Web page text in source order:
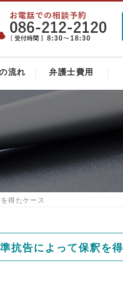
流れ 弁護士費用
得たケース
抗告によって保釈を